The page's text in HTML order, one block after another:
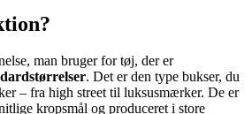
man bruger for tøj, der er
. Det er den type bukser, du
– fra high street til luksusmærker. De er
kropsmål og produceret i store